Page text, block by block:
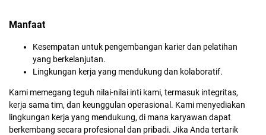
Manfaat
Kesempatan untuk pengembangan karier dan pelatihan
yang berkelanjutan.
Lingkungan kerja yang mendukung dan kolaboratif.
Kami memegang teguh nilai-nilai inti kami, termasuk integritas,
kerja sama tim, dan keunggulan operasional. Kami menyediakan
lingkungan kerja yang mendukung, di mana karyawan dapat
berkembang secara profesional dan pribadi. Jika Anda tertarik